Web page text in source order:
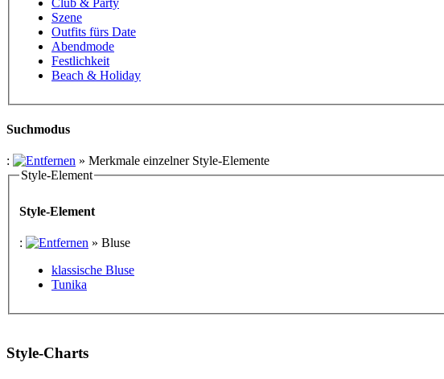
Szene
Outfits fürs Date
Abendmode
Festlichkeit
Beach & Holiday
Suchmodus
: » Merkmale einzelner Style-Elemente
Style-Element
Style-Element
: » Bluse
klassische Bluse
Tunika
Style-Charts